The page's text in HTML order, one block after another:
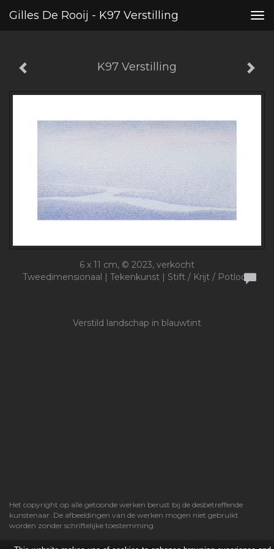
Gilles De Rooij - K97 Verstilling
K97 Verstilling
6 x 11 cm, © 2023, verkocht
Tweedimensionaal | Tekenkunst | Stift / Krijt / Potlood
Verstild landschap in blauwtint
Het copyright op alle getoonde werken berust bij de desbetreffende
kunstenaar. De afbeeldingen van de werken mogen niet gebruikt
worden zonder schriftelijke toestemming.